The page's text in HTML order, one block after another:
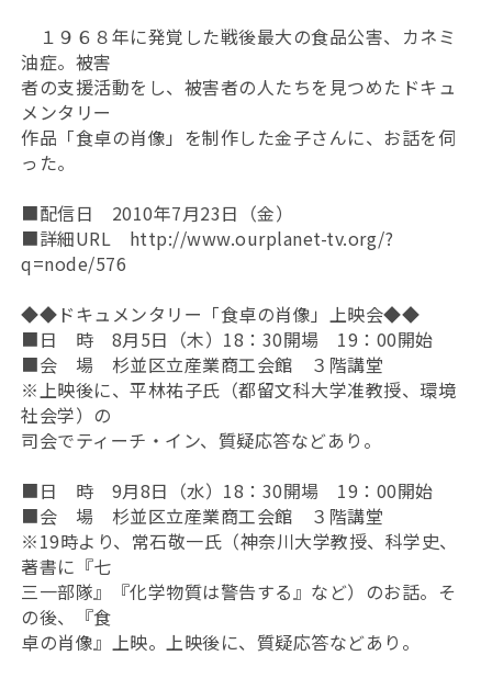
１９６８年に発覚した戦後最大の食品公害、カネミ
油症。被害
者の支援活動をし、被害者の人たちを見つめたドキュ
メンタリー
作品「食卓の肖像」を制作した金子さんに、お話を伺
った。
■配信日 2010年7月23日（金）
■詳細URL http://www.ourplanet-tv.org/?
q=node/576
◆◆ドキュメンタリー「食卓の肖像」上映会◆◆
■日 時 8月5日（木）18：30開場 19：00開始
■会 場 杉並区立産業商工会館 ３階講堂
※上映後に、平林祐子氏（都留文科大学准教授、環境
社会学）の
司会でティーチ・イン、質疑応答などあり。
■日 時 9月8日（水）18：30開場 19：00開始
■会 場 杉並区立産業商工会館 ３階講堂
※19時より、常石敬一氏（神奈川大学教授、科学史、
著書に『七
三一部隊』『化学物質は警告する』など）のお話。そ
の後、『食
卓の肖像』上映。上映後に、質疑応答などあり。